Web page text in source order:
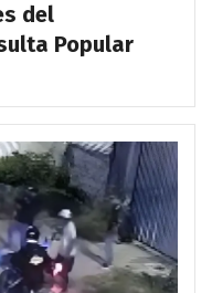
del
Popular